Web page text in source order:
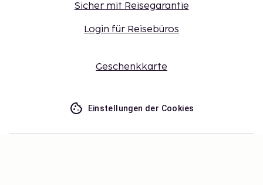
Sicher mit Reisegarantie
Login für Reisebüros
Geschenkkarte
Einstellungen der Cookies